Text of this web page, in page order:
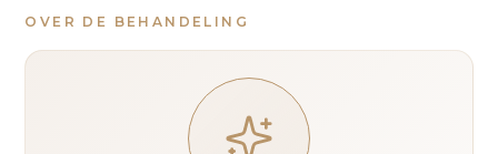
OVER DE BEHANDELING